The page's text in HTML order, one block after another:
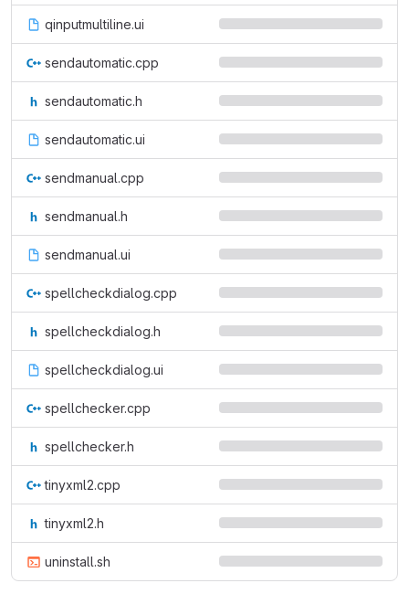
qinputmultiline.ui
sendautomatic.cpp
sendautomatic.h
sendautomatic.ui
sendmanual.cpp
sendmanual.h
sendmanual.ui
spellcheckdialog.cpp
spellcheckdialog.h
spellcheckdialog.ui
spellchecker.cpp
spellchecker.h
tinyxml2.cpp
tinyxml2.h
uninstall.sh